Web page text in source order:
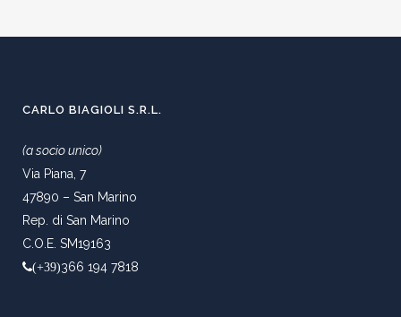
CARLO BIAGIOLI S.R.L.
(a socio unico)
Via Piana, 7
47890 – San Marino
Rep. di San Marino
C.O.E. SM19163
(+39)366 194 7818